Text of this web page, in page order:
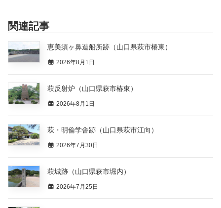
関連記事
恵美須ヶ鼻造船所跡（山口県萩市椿東）
2026年8月1日
萩反射炉（山口県萩市椿東）
2026年8月1日
萩・明倫学舎跡（山口県萩市江向）
2026年7月30日
萩城跡（山口県萩市堀内）
2026年7月25日